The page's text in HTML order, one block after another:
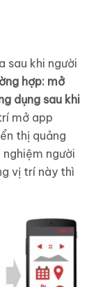
sau khi người
hợp: mở
dụng sau khi
mở app
thị quảng
người
vị trí này thì